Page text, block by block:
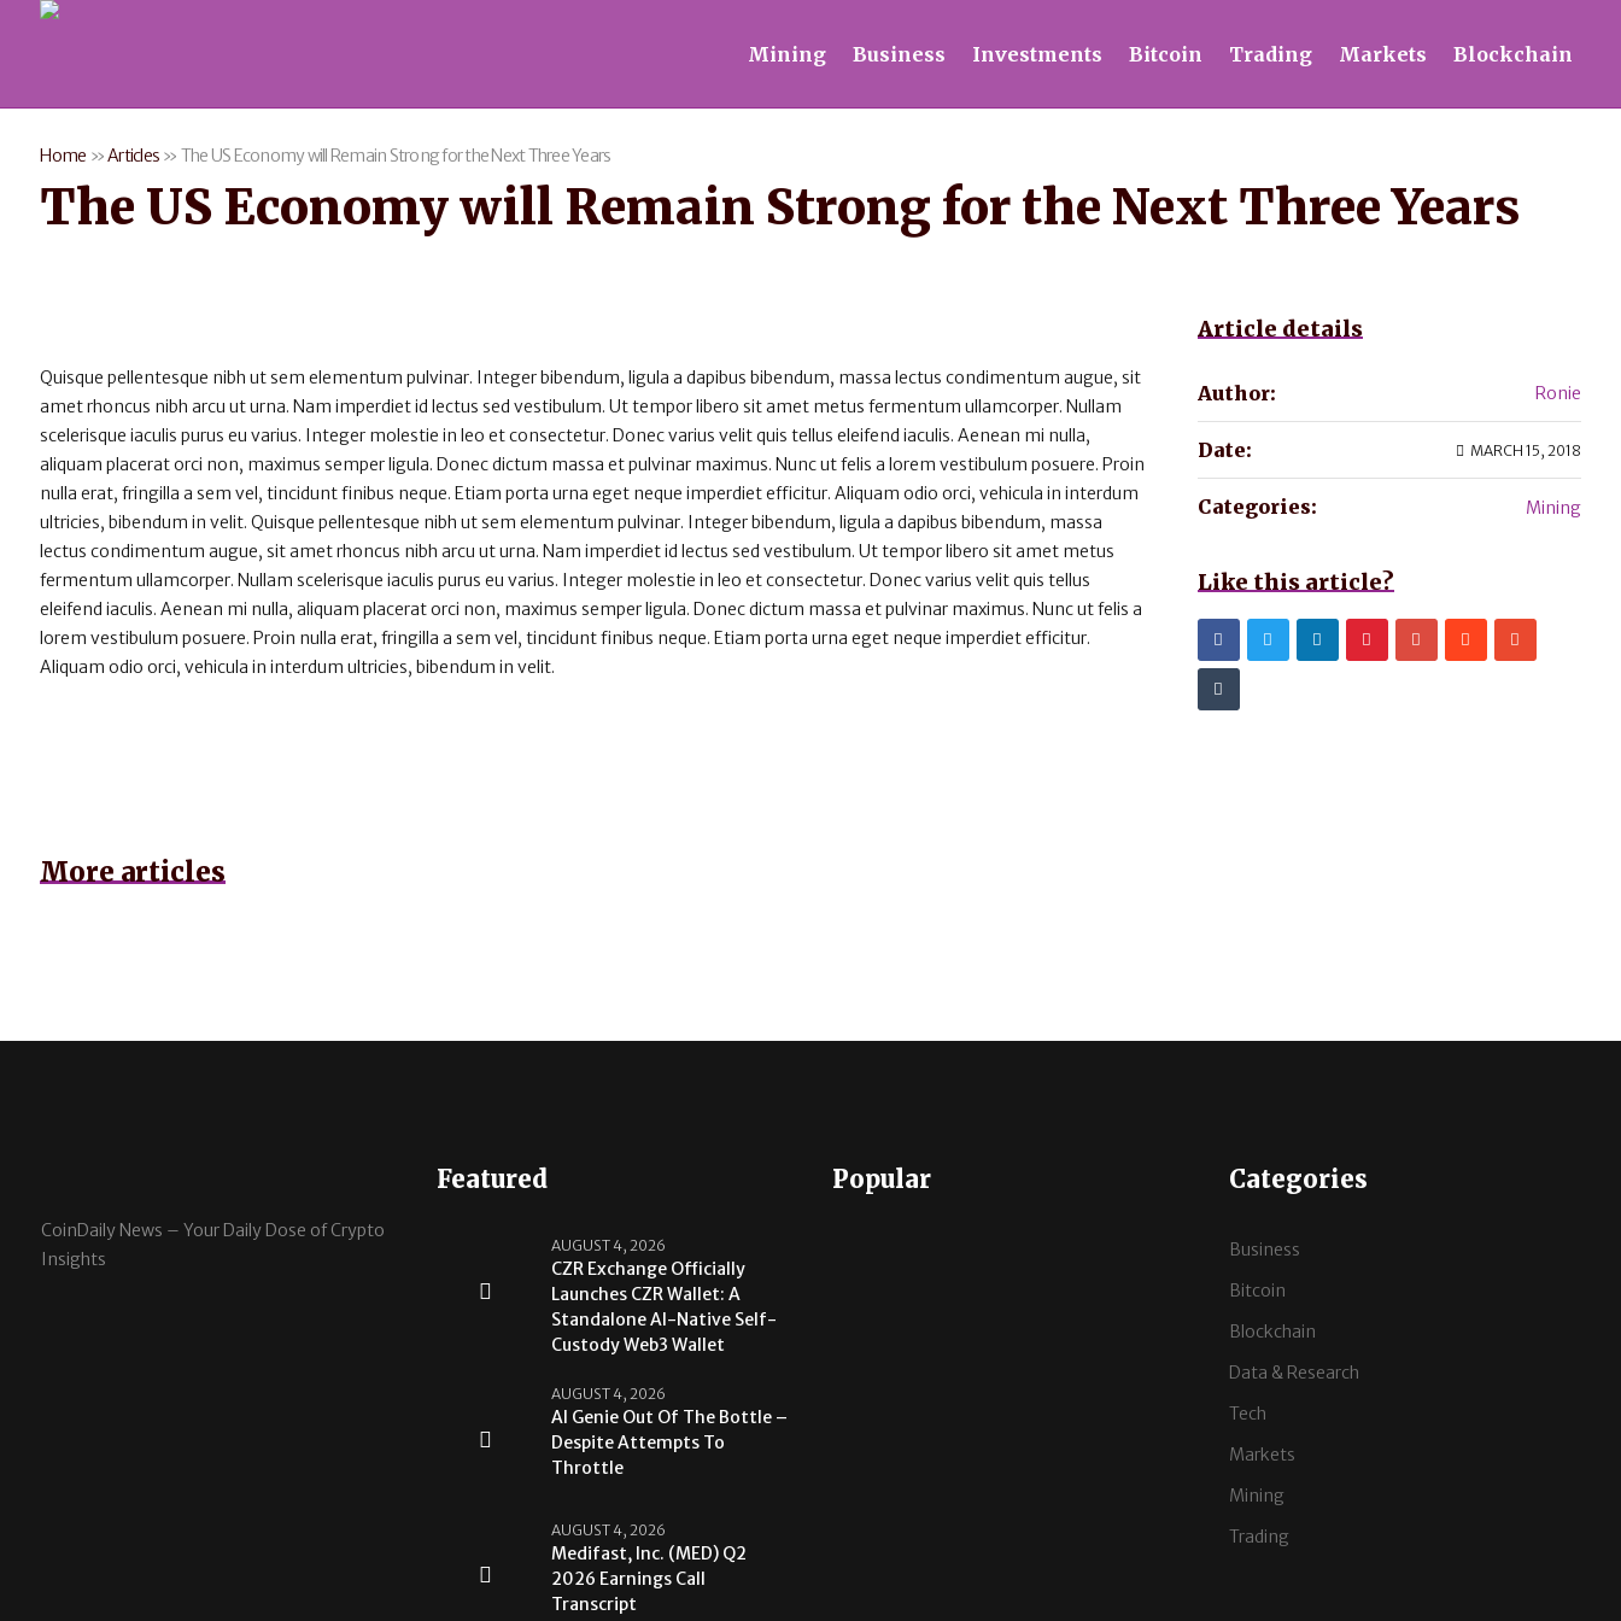
Mining Business Investments Bitcoin Trading Markets Blockchain
Home »Articles » The US Economy will Remain Strong for the Next Three Years
The US Economy will Remain Strong for the Next Three Years
Quisque pellentesque nibh ut sem elementum pulvinar. Integer bibendum, ligula a dapibus bibendum, massa lectus condimentum augue, sit
amet rhoncus nibh arcu ut urna. Nam imperdiet id lectus sed vestibulum. Ut tempor libero sit amet metus fermentum ullamcorper. Nullam
scelerisque iaculis purus eu varius. Integer molestie in leo et consectetur. Donec varius velit quis tellus eleifend iaculis. Aenean mi nulla,
aliquam placerat orci non, maximus semper ligula. Donec dictum massa et pulvinar maximus. Nunc ut felis a lorem vestibulum posuere. Proin
nulla erat, fringilla a sem vel, tincidunt finibus neque. Etiam porta urna eget neque imperdiet efficitur. Aliquam odio orci, vehicula in interdum
ultricies, bibendum in velit. Quisque pellentesque nibh ut sem elementum pulvinar. Integer bibendum, ligula a dapibus bibendum, massa
lectus condimentum augue, sit amet rhoncus nibh arcu ut urna. Nam imperdiet id lectus sed vestibulum. Ut tempor libero sit amet metus
fermentum ullamcorper. Nullam scelerisque iaculis purus eu varius. Integer molestie in leo et consectetur. Donec varius velit quis tellus
eleifend iaculis. Aenean mi nulla, aliquam placerat orci non, maximus semper ligula. Donec dictum massa et pulvinar maximus. Nunc ut felis a
lorem vestibulum posuere. Proin nulla erat, fringilla a sem vel, tincidunt finibus neque. Etiam porta urna eget neque imperdiet efficitur.
Aliquam odio orci, vehicula in interdum ultricies, bibendum in velit.
Article details
Author: Ronie
Date: MARCH 15, 2018
Categories: Mining
Like this article?
More articles
CoinDaily News – Your Daily Dose of Crypto
Insights
Featured
AUGUST 4, 2026
CZR Exchange Officially
Launches CZR Wallet: A
Standalone AI-Native Self-
Custody Web3 Wallet
AUGUST 4, 2026
AI Genie Out Of The Bottle –
Despite Attempts To
Throttle
AUGUST 4, 2026
Medifast, Inc. (MED) Q2
2026 Earnings Call
Transcript
Popular Categories
Business
Bitcoin
Blockchain
Data & Research
Tech
Markets
Mining
Trading